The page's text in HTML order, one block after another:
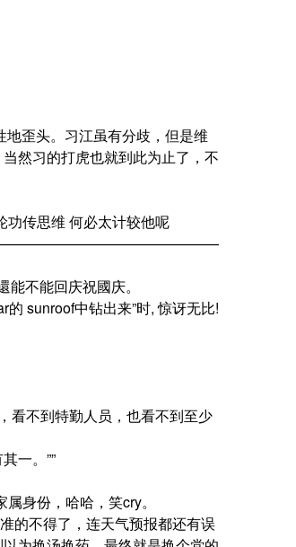
歪头。习江虽有分歧，但是维
然习的打虎也就到此为止了，不
维 何必太计较他呢
不能回庆祝國庆。
sunroof中钻出来”时, 惊讶无比!
看不到特勤人员，也看不到至少
一。””
身份，哈哈，笑cry。
的不得了，连天气预报都还有误